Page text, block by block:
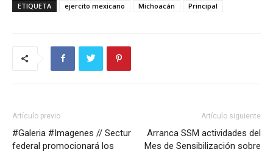
ETIQUETA ejercito mexicano Michoacán Principal
Artículo previo
#Galeria #Imagenes // Sectur
federal promocionará los
Artículo siguiente
Arranca SSM actividades del
Mes de Sensibilización sobre